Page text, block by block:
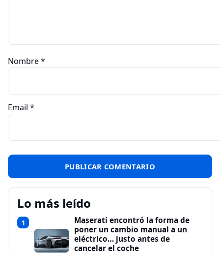
Nombre*
Email *
Lo más leído
1
Maserati encontró la forma de
poner un cambio manual a un
eléctrico… justo antes de
cancelar el coche